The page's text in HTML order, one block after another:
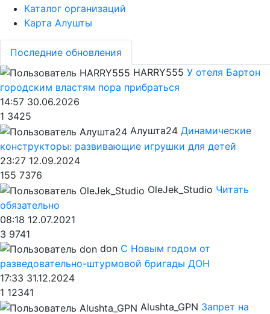
Каталог организаций
Карта Алушты
Последние обновления
HARRY555 У отеля Бартон
городским властям пора прибраться
14:57 30.06.2026
1 3425
Алушта24 Динамические
конструкторы: развивающие игрушки для детей
23:27 12.09.2024
155 7376
OleJek_Studio Читать
обязательно
08:18 12.07.2021
3 9741
don С Новым годом от
разведовательно-штурмовой бригады ДОН
17:33 31.12.2024
1 12341
Alushta_GPN Запрет на